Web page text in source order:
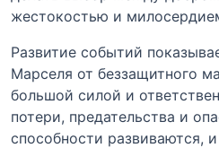
жестокостью и
Развитие событий
Марселя от беззащитного
большой силой и
потери, предательства и
способности развиваются,